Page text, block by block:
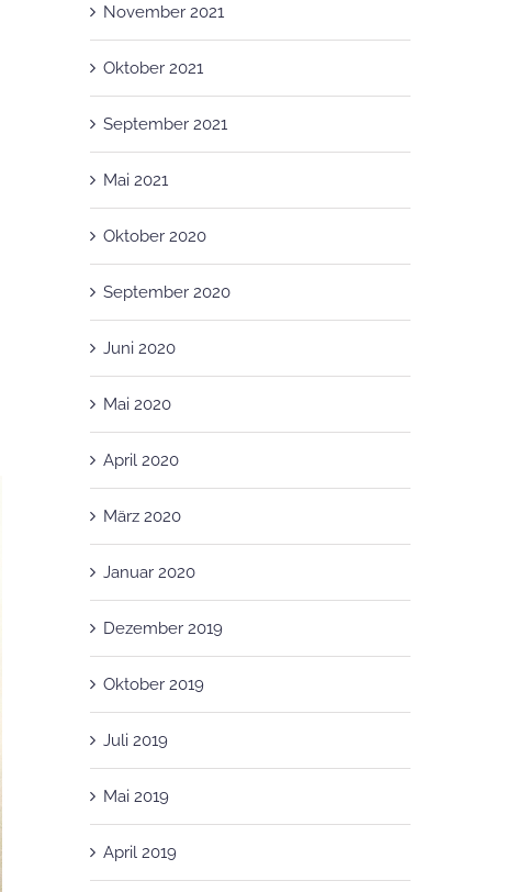
November 2021
Oktober 2021
September 2021
Mai 2021
Oktober 2020
September 2020
Juni 2020
Mai 2020
April 2020
März 2020
Januar 2020
Dezember 2019
Oktober 2019
Juli 2019
Mai 2019
April 2019